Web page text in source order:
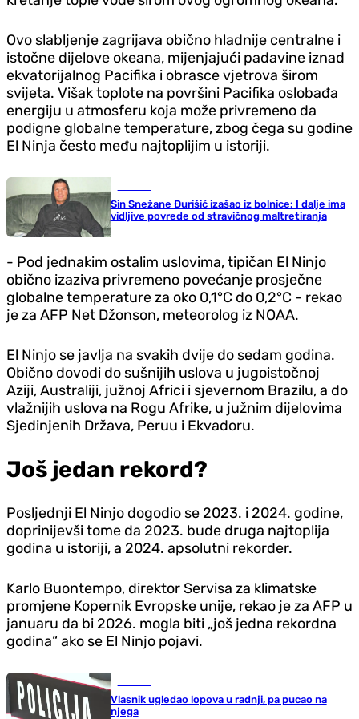
Ovo slabljenje zagrijava obično hladnije centralne i
istočne dijelove okeana, mijenjajući padavine iznad
ekvatorijalnog Pacifika i obrasce vjetrova širom
svijeta. Višak toplote na površini Pacifika oslobađa
energiju u atmosferu koja može privremeno da
podigne globalne temperature, zbog čega su godine
El Ninja često među najtoplijim u istoriji.
Sin Snežane Đurišić izašao iz bolnice: I dalje ima
vidljive povrede od stravičnog maltretiranja
- Pod jednakim ostalim uslovima, tipičan El Ninjo
obično izaziva privremeno povećanje prosječne
globalne temperature za oko 0,1°C do 0,2°C - rekao
je za AFP Net Džonson, meteorolog iz NOAA.
El Ninjo se javlja na svakih dvije do sedam godina.
Obično dovodi do sušnijih uslova u jugoistočnoj
Aziji, Australiji, južnoj Africi i sjevernom Brazilu, a do
vlažnijih uslova na Rogu Afrike, u južnim dijelovima
Sjedinjenih Država, Peruu i Ekvadoru.
Još jedan rekord?
Posljednji El Ninjo dogodio se 2023. i 2024. godine,
doprinijevši tome da 2023. bude druga najtoplija
godina u istoriji, a 2024. apsolutni rekorder.
Karlo Buontempo, direktor Servisa za klimatske
promjene Kopernik Evropske unije, rekao je za AFP u
januaru da bi 2026. mogla biti „još jedna rekordna
godina“ ako se El Ninjo pojavi.
Vlasnik ugledao lopova u radnji, pa pucao na
njega